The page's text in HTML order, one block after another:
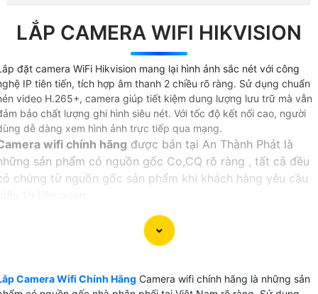
LẮP CAMERA WIFI HIKVISION
đặt camera WiFi Hikvision mang lại hình ảnh sắc nét với công
IP tiên tiến, tích hợp âm thanh 2 chiều rõ ràng. Sử dụng chuẩn
video H.265+, camera giúp tiết kiệm dung lượng lưu trữ mà vẫn
bảo chất lượng ghi hình siêu nét. Với tốc độ kết nối cao, người
dễ dàng xem hình ảnh trực tiếp qua mạng.
wifi chính hãng được bán tại An Thành Phát là
sản phẩm có nguồn gốc Co,CQ rõ ràng , tất cả đều
chứng từ nguồn gốc sản phẩm khi khách hàng yêu cầu
camera wifi chính hãngtại An Thành Phát khách hàng
hưởng đúng các chính sách dịch vụ bảo hành theo
camera được hãng hổ trợ tại An Thành Phát khi khách
Camera Wifi Chính Hãng Camera wifi chính hãng là những sản